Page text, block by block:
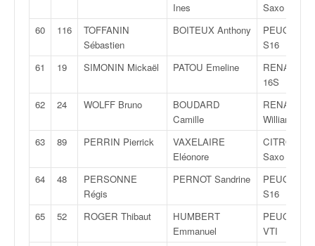
Ines
Saxo VTS
60
116
TOFFANIN
Sébastien
BOITEUX Anthony
PEUGEOT
S16
61
19 SIMONIN Mickaël PATOU Emeline
RENAULT
16S
62
24 WOLFF Bruno
BOUDARD
Camille
RENAULT
Williams
63
89 PERRIN Pierrick
VAXELAIRE
Eléonore
CITROËN
Saxo VTS
64
48
PERSONNE
Régis
PERNOT Sandrine
PEUGEOT
S16
65
52 ROGER Thibaut
HUMBERT
Emmanuel
PEUGEOT
VTI